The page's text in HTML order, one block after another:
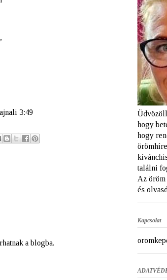
3:49
a blogba.
hogy
hogy
találni
Az
és
Kapcsolat